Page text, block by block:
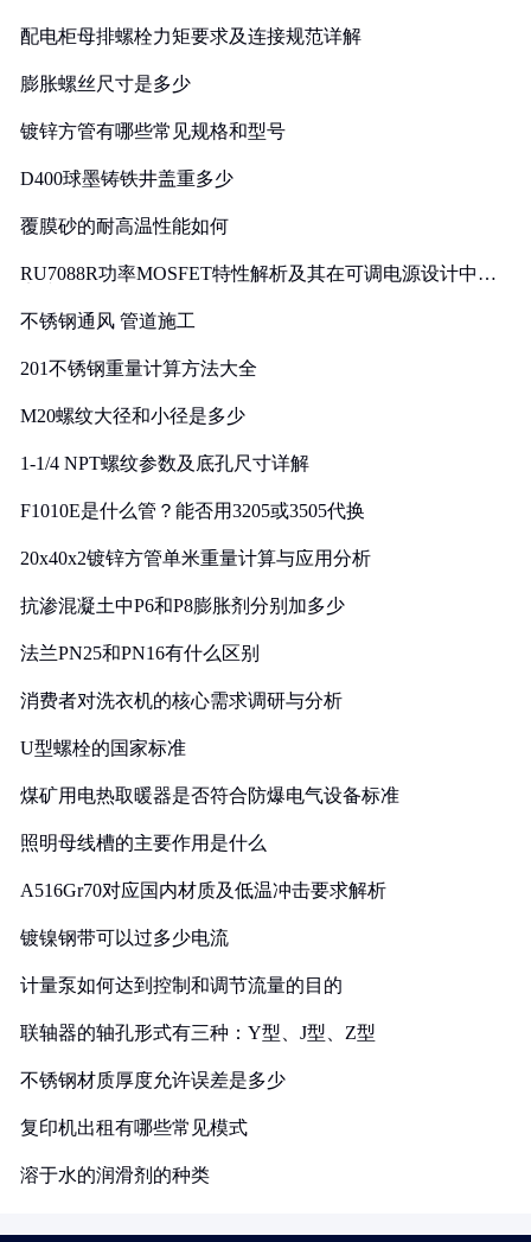
配电柜母排螺栓力矩要求及连接规范详解
膨胀螺丝尺寸是多少
镀锌方管有哪些常见规格和型号
D400球墨铸铁井盖重多少
覆膜砂的耐高温性能如何
RU7088R功率MOSFET特性解析及其在可调电源设计中的
不锈钢通风 管道施工
201不锈钢重量计算方法大全
M20螺纹大径和小径是多少
1-1/4 NPT螺纹参数及底孔尺寸详解
F1010E是什么管？能否用3205或3505代换
20x40x2镀锌方管单米重量计算与应用分析
抗渗混凝土中P6和P8膨胀剂分别加多少
法兰PN25和PN16有什么区别
消费者对洗衣机的核心需求调研与分析
U型螺栓的国家标准
煤矿用电热取暖器是否符合防爆电气设备标准
照明母线槽的主要作用是什么
A516Gr70对应国内材质及低温冲击要求解析
镀镍钢带可以过多少电流
计量泵如何达到控制和调节流量的目的
联轴器的轴孔形式有三种：Y型、J型、Z型
不锈钢材质厚度允许误差是多少
复印机出租有哪些常见模式
溶于水的润滑剂的种类